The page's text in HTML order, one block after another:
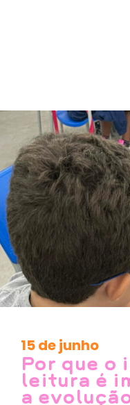
15 de junho
Por que o
leitura é
a